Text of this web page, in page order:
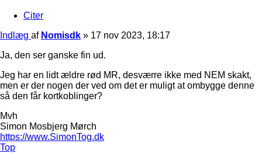
Citer
Indlæg af Nomisdk » 17 nov 2023, 18:17
Ja, den ser ganske fin ud.
Jeg har en lidt ældre rød MR, desværre ikke med NEM skakt,
men er der nogen der ved om det er muligt at ombygge denne
så den får kortkoblinger?
Mvh
Simon Mosbjerg Mørch
https://www.SimonTog.dk
Top